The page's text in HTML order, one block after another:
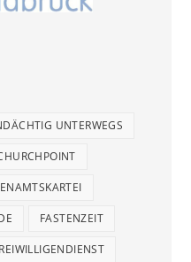
UNTERWEGS
FASTENZEIT